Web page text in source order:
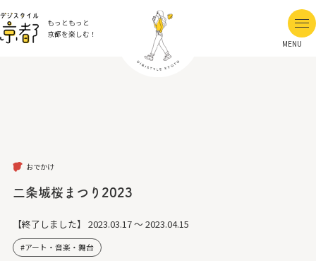
もっともっと
京都を楽しむ！
MENU
おでかけ
二条城桜まつり2023
【終了しました】 2023.03.17 ～ 2023.04.15
アート・音楽・舞台